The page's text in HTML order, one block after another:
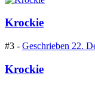
Krockie
#3 - Geschrieben 22.
Krockie